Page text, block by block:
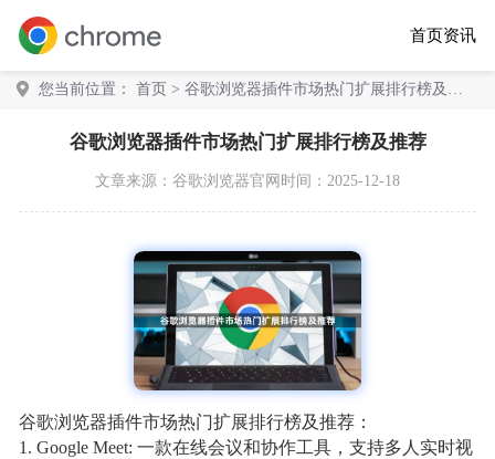
首页资讯
您当前位置： 首页 > 谷歌浏览器插件市场热门扩展排行榜及推
谷歌浏览器插件市场热门扩展排行榜及推荐
文章来源： 谷歌浏览器官网 时间：2025-12-18
谷歌浏览器插件市场热门扩展排行榜及推荐：
1. Google Meet: 一款在线会议和协作工具，支持多人实时视